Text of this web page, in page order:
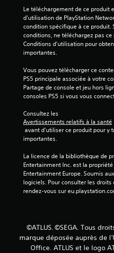
Le téléchargement de ce produit
d'utilisation de PlayStation
condition spécifique à ce produit.
conditions, ne téléchargez pas ce
Conditions d'utilisation pour
importantes.
Vous pouvez télécharger ce
PS5 principale associée à votre
Partage de console et jeu hors
consoles PS5 si vous vous
Consultez les
Avertissements relatifs à la santé
importantes.
La licence de la bibliothèque de
Entertainment Inc. est la
Entertainment Europe. Soumis
logiciels. Pour consulter les
rendez-vous sur
©ATLUS. ©SEGA. Tous
marque déposée auprès de
Office. ATLUS et le logo